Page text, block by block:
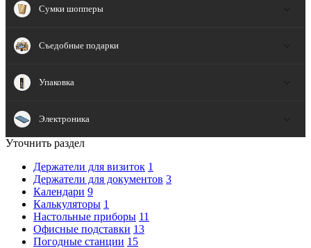
Сумки шопперы
Съедобные подарки
Упаковка
Электроника
Уточнить раздел
Держатели для визиток 1
Держатели для документов 3
Календари 9
Калькуляторы 1
Настольные приборы 11
Офисные подставки 13
Погодные станции 15